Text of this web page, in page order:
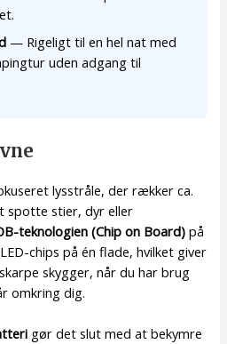
— Rigeligt til en hel nat med
uden adgang til
lysstråle, der rækker ca.
stier, dyr eller
teknologien (Chip on Board) på
chips på én flade, hvilket giver
skygger, når du har brug
omkring dig.
gør det slut med at bekymre